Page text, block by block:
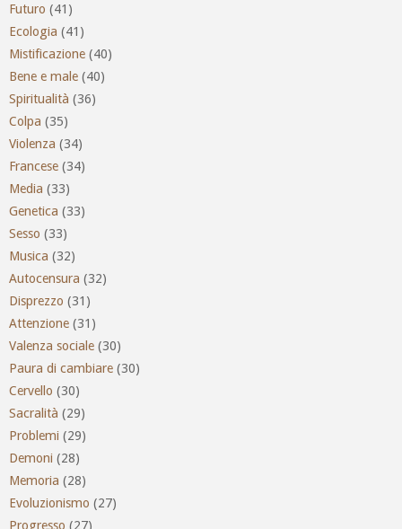
Futuro (41)
Ecologia (41)
Mistificazione (40)
Bene e male (40)
Spiritualità (36)
Colpa (35)
Violenza (34)
Francese (34)
Media (33)
Genetica (33)
Sesso (33)
Musica (32)
Autocensura (32)
Disprezzo (31)
Attenzione (31)
Valenza sociale (30)
Paura di cambiare (30)
Cervello (30)
Sacralità (29)
Problemi (29)
Demoni (28)
Memoria (28)
Evoluzionismo (27)
Progresso (27)